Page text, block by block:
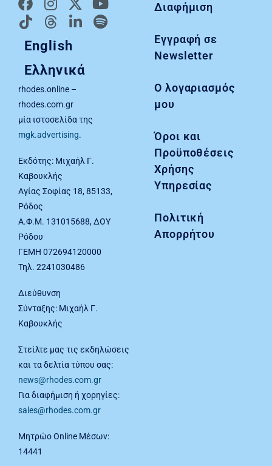
English
Ελληνικά
rhodes.online –
rhodes.com.gr
μία ιστοσελίδα της
mgk.advertising.
Εκδότης: Μιχαήλ Γ.
Καβουκλής
Αγίας Σοφίας 18, 85133,
Ρόδος
Α.Φ.Μ. 131015688, ΔΟΥ
Ρόδου
ΓΕΜΗ 072694120000
Τηλ. 2241030486
Διεύθυνση
Σύνταξης: Μιχαήλ Γ.
Καβουκλής
Στείλτε μας τις εκδηλώσεις
και τα δελτία τύπου σας:
news@rhodes.com.gr
Για διαφήμιση ή χορηγίες:
sales@rhodes.com.gr
Μητρώο Online Μέσων:
14441
Διαφήμιση
Εγγραφή σε
Newsletter
Ο λογαριασμός
μου
Όροι και
Προϋποθέσεις
Χρήσης
Υπηρεσίας
Πολιτική
Απορρήτου